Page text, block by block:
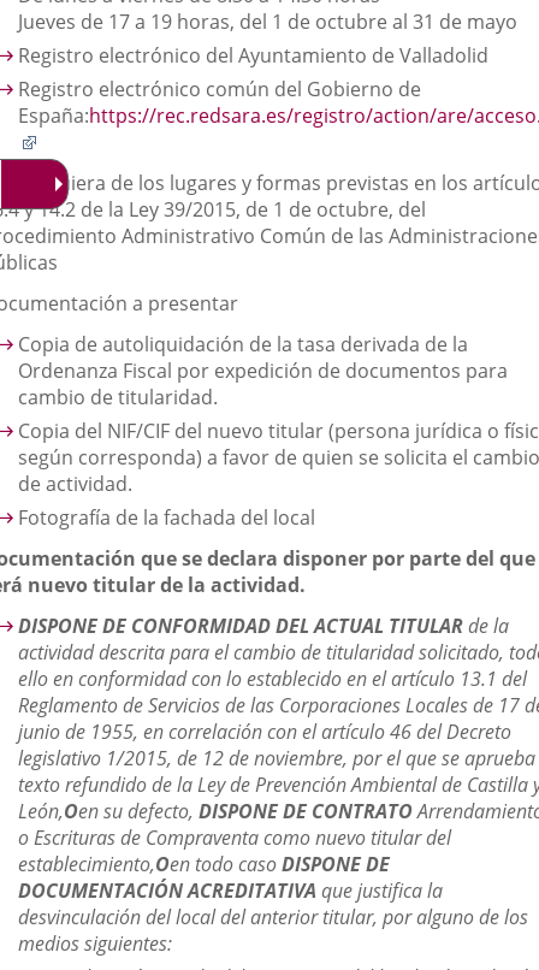
Jueves de 17 a 19 horas, del 1 de octubre al 31 de mayo
Registro electrónico del Ayuntamiento de Valladolid
Registro electrónico común del Gobierno de
España:https://rec.redsara.es/registro/action/are/
a
una
aplicación
externa.
cualquiera de los lugares y formas previstas en los
y 14.2 de la Ley 39/2015, de 1 de octubre, del
Administrativo Común de las
a presentar
Copia de autoliquidación de la tasa derivada de la
Ordenanza Fiscal por expedición de documentos para
cambio de titularidad.
Copia del NIF/CIF del nuevo titular (persona jurídica o
según corresponda) a favor de quien se solicita el cambio
de actividad.
Fotografía de la fachada del local
que se declara disponer por parte del que
nuevo titular de la actividad.
DISPONE DE CONFORMIDAD DEL ACTUAL TITULARde la
actividad descrita para el cambio de titularidad solicitado,
ello en conformidad con lo establecido en el artículo 13.1 del
Reglamento de Servicios de las Corporaciones Locales de 17
junio de 1955, en correlación con el artículo 46 del Decreto
legislativo 1/2015, de 12 de noviembre, por el que se
texto refundido de la Ley de Prevención Ambiental de Castilla
León,Oen su defecto, DISPONE DE CONTRATO
o Escrituras de Compraventa como nuevo titular del
establecimiento,Oen todo casoDISPONE DE
DOCUMENTACIÓN ACREDITATIVA que justifica la
desvinculación del local del anterior titular, por alguno de los
medios siguientes: